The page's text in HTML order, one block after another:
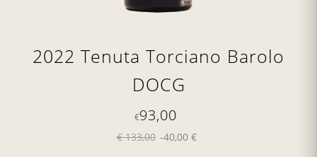
2022 Tenuta Torciano Barolo
DOCG
€93,00
€ 133,00 -40,00 €